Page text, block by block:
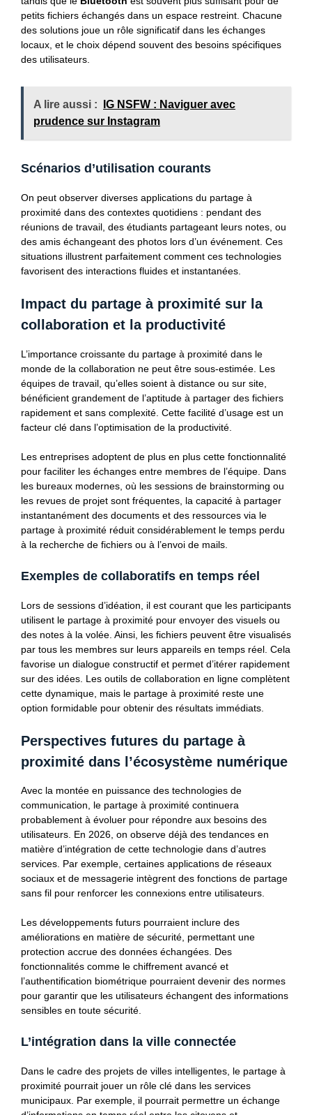
petits fichiers échangés dans un espace restreint. Chacune
des solutions joue un rôle significatif dans les échanges
locaux, et le choix dépend souvent des besoins spécifiques
des utilisateurs.
A lire aussi :
IG NSFW : Naviguer avec
prudence sur Instagram
Scénarios d’utilisation courants
On peut observer diverses applications du partage à
proximité dans des contextes quotidiens : pendant des
réunions de travail, des étudiants partageant leurs notes, ou
des amis échangeant des photos lors d’un événement. Ces
situations illustrent parfaitement comment ces technologies
favorisent des interactions fluides et instantanées.
Impact du partage à proximité sur la
collaboration et la productivité
L’importance croissante du partage à proximité dans le
monde de la collaboration ne peut être sous-estimée. Les
équipes de travail, qu’elles soient à distance ou sur site,
bénéficient grandement de l’aptitude à partager des fichiers
rapidement et sans complexité. Cette facilité d’usage est un
facteur clé dans l’optimisation de la productivité.
Les entreprises adoptent de plus en plus cette fonctionnalité
pour faciliter les échanges entre membres de l’équipe. Dans
les bureaux modernes, où les sessions de brainstorming ou
les revues de projet sont fréquentes, la capacité à partager
instantanément des documents et des ressources via le
partage à proximité réduit considérablement le temps perdu
à la recherche de fichiers ou à l’envoi de mails.
Exemples de collaboratifs en temps réel
Lors de sessions d’idéation, il est courant que les participants
utilisent le partage à proximité pour envoyer des visuels ou
des notes à la volée. Ainsi, les fichiers peuvent être visualisés
par tous les membres sur leurs appareils en temps réel. Cela
favorise un dialogue constructif et permet d’itérer rapidement
sur des idées. Les outils de collaboration en ligne complètent
cette dynamique, mais le partage à proximité reste une
option formidable pour obtenir des résultats immédiats.
Perspectives futures du partage à
proximité dans l’écosystème numérique
Avec la montée en puissance des technologies de
communication, le partage à proximité continuera
probablement à évoluer pour répondre aux besoins des
utilisateurs. En 2026, on observe déjà des tendances en
matière d’intégration de cette technologie dans d’autres
services. Par exemple, certaines applications de réseaux
sociaux et de messagerie intègrent des fonctions de partage
sans fil pour renforcer les connexions entre utilisateurs.
Les développements futurs pourraient inclure des
améliorations en matière de sécurité, permettant une
protection accrue des données échangées. Des
fonctionnalités comme le chiffrement avancé et
l’authentification biométrique pourraient devenir des normes
pour garantir que les utilisateurs échangent des informations
sensibles en toute sécurité.
L’intégration dans la ville connectée
Dans le cadre des projets de villes intelligentes, le partage à
proximité pourrait jouer un rôle clé dans les services
municipaux. Par exemple, il pourrait permettre un échange